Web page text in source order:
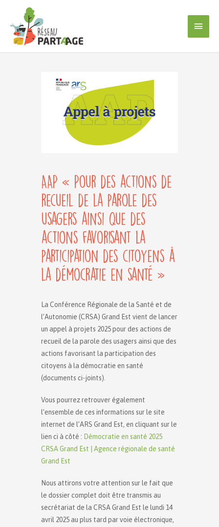
contenu
AAP « Pour des actions de
recueil de la parole des
usagers ainsi que des
actions favorisant la
participation des citoyens à
la démocratie en santé »
La Conférence Régionale de la Santé et de
l’Autonomie (CRSA) Grand Est vient de lancer
un appel à projets 2025 pour des actions de
recueil de la parole des usagers ainsi que des
actions favorisant la participation des
citoyens à la démocratie en santé
(documents ci-joints).
Vous pourrez retrouver également
l’ensemble de ces informations sur le site
internet de l’ARS Grand Est, en cliquant sur le
lien ci à côté : Démocratie en santé 2025
CRSA Grand Est | Agence régionale de santé
Grand Est
Nous attirons votre attention sur le fait que
le dossier complet doit être transmis au
secrétariat de la CRSA Grand Est le lundi 14
avril 2025 au plus tard par voie électronique,